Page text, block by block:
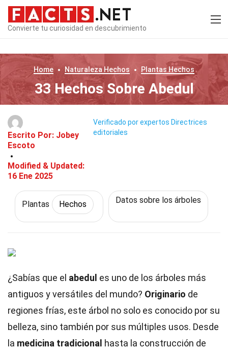
Convierte tu curiosidad en descubrimiento
Home Naturaleza Hechos PlantasHechos
33 Hechos Sobre Abedul
Escrito Por: Jobey
Escoto
Modified & Updated:
16 Ene 2025
Verificado por expertos Directrices
editoriales
Plantas Hechos Datos sobre los árboles
¿Sabías que el abedul es uno de los árboles más
antiguos y versátiles del mundo? Originario de
regiones frías, este árbol no solo es conocido por su
belleza, sino también por sus múltiples usos. Desde
la medicina tradicional hasta la construcción de